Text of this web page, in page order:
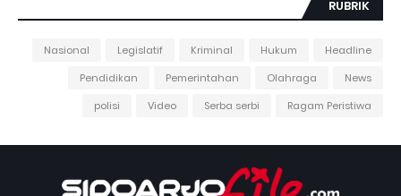
RUBRIK
Headline
Hukum
Kriminal
Legislatif
Nasional
News
Olahraga
Pemerintahan
Pendidikan
Ragam Peristiwa
Serba serbi
Video
polisi